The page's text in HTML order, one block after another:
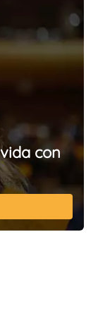
con